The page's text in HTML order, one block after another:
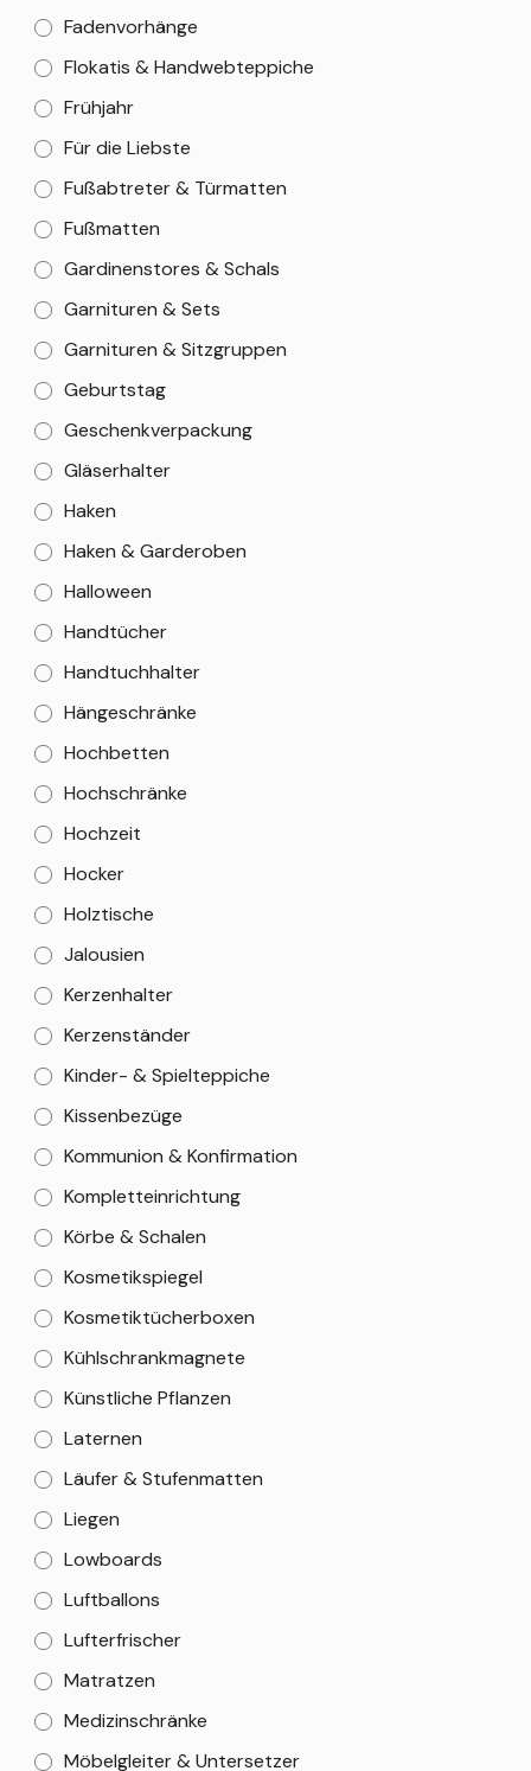
Fadenvorhänge
Flokatis & Handwebteppiche
Frühjahr
Für die Liebste
Fußabtreter & Türmatten
Fußmatten
Gardinenstores & Schals
Garnituren & Sets
Garnituren & Sitzgruppen
Geburtstag
Geschenkverpackung
Gläserhalter
Haken
Haken & Garderoben
Halloween
Handtücher
Handtuchhalter
Hängeschränke
Hochbetten
Hochschränke
Hochzeit
Hocker
Holztische
Jalousien
Kerzenhalter
Kerzenständer
Kinder- & Spielteppiche
Kissenbezüge
Kommunion & Konfirmation
Kompletteinrichtung
Körbe & Schalen
Kosmetikspiegel
Kosmetiktücherboxen
Kühlschrankmagnete
Künstliche Pflanzen
Laternen
Läufer & Stufenmatten
Liegen
Lowboards
Luftballons
Lufterfrischer
Matratzen
Medizinschränke
Möbelgleiter & Untersetzer